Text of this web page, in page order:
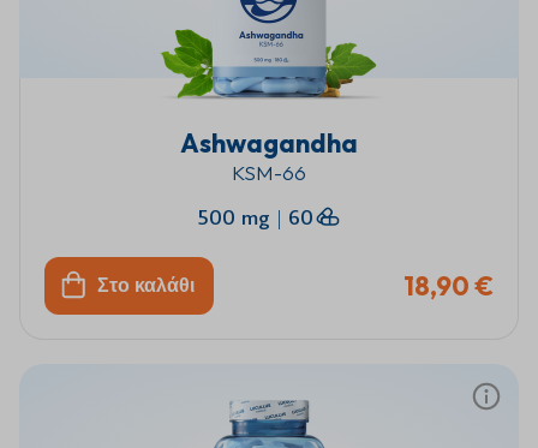
Ashwagandha
KSM-66
500 mg | 60
Στο καλάθι 18,90 €